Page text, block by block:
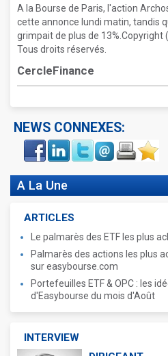
A la Bourse de Paris, l'action
cette annonce lundi matin, tandis
grimpait de plus de 13%.Copyright
Tous droits réservés.
CercleFinance
NEWS CONNEXES:
Face
book
LinkIn Twitter Envoyer ImprimerFavoris
A La Une
ARTICLES
Le palmarès des ETF les plus
Palmarès des actions les plus
sur easybourse.com
Portefeuilles ETF & OPC : les
d'Easybourse du mois d'Août
INTERVIEW